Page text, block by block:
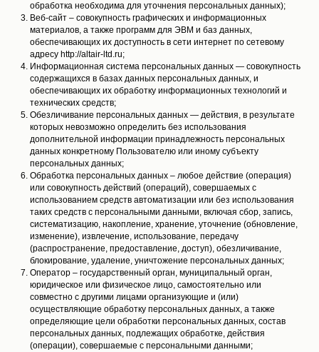
обработка необходима для уточнения персональных данных);
Веб-сайт – совокупность графических и информационных
материалов, а также программ для ЭВМ и баз данных,
обеспечивающих их доступность в сети интернет по сетевому
адресу http://altair-ltd.ru;
Информационная система персональных данных — совокупность
содержащихся в базах данных персональных данных, и
обеспечивающих их обработку информационных технологий и
технических средств;
Обезличивание персональных данных — действия, в результате
которых невозможно определить без использования
дополнительной информации принадлежность персональных
данных конкретному Пользователю или иному субъекту
персональных данных;
Обработка персональных данных – любое действие (операция)
или совокупность действий (операций), совершаемых с
использованием средств автоматизации или без использования
таких средств с персональными данными, включая сбор, запись,
систематизацию, накопление, хранение, уточнение (обновление,
изменение), извлечение, использование, передачу
(распространение, предоставление, доступ), обезличивание,
блокирование, удаление, уничтожение персональных данных;
Оператор – государственный орган, муниципальный орган,
юридическое или физическое лицо, самостоятельно или
совместно с другими лицами организующие и (или)
осуществляющие обработку персональных данных, а также
определяющие цели обработки персональных данных, состав
персональных данных, подлежащих обработке, действия
(операции), совершаемые с персональными данными;